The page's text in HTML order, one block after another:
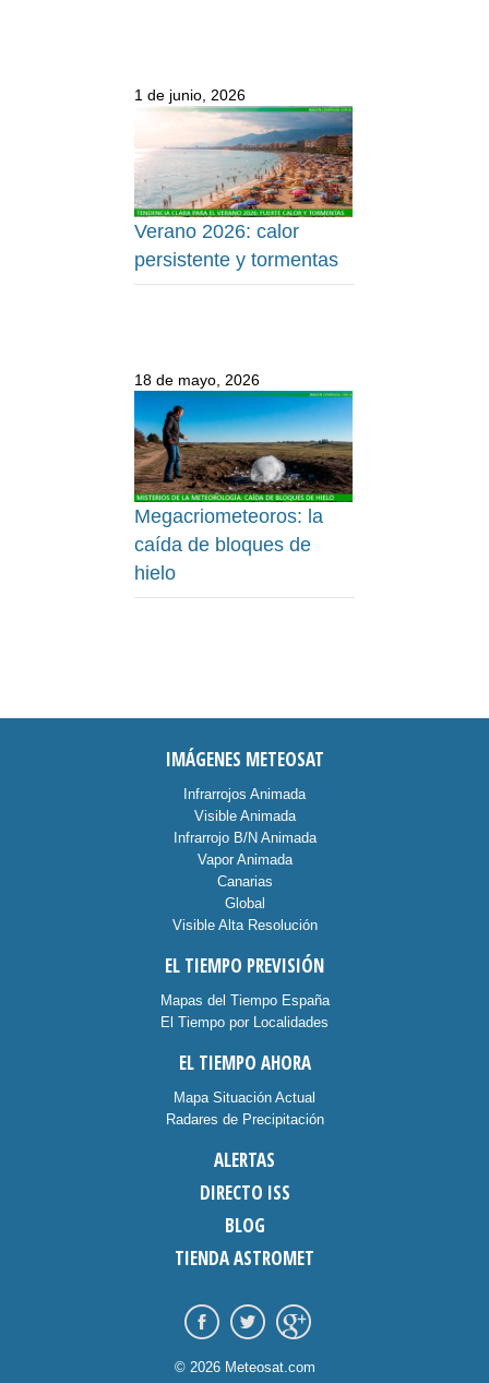
1 de junio, 2026
Verano 2026: calor
persistente y tormentas
18 de mayo, 2026
Megacriometeoros: la
caída de bloques de
hielo
IMÁGENES METEOSAT
Infrarrojos Animada
Visible Animada
Infrarrojo B/N Animada
Vapor Animada
Canarias
Global
Visible Alta Resolución
EL TIEMPO PREVISIÓN
Mapas del Tiempo España
El Tiempo por Localidades
EL TIEMPO AHORA
Mapa Situación Actual
Radares de Precipitación
ALERTAS
DIRECTO ISS
BLOG
TIENDA ASTROMET
© 2026 Meteosat.com